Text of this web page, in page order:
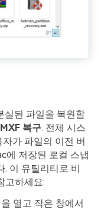
실된 파일을 복원할
MXF 복구. 전체 시스
가 파일의 이전 버
에 저장된 로컬 스냅
. 이 유틸리티로 비
고하세요:
열고 작은 창에서